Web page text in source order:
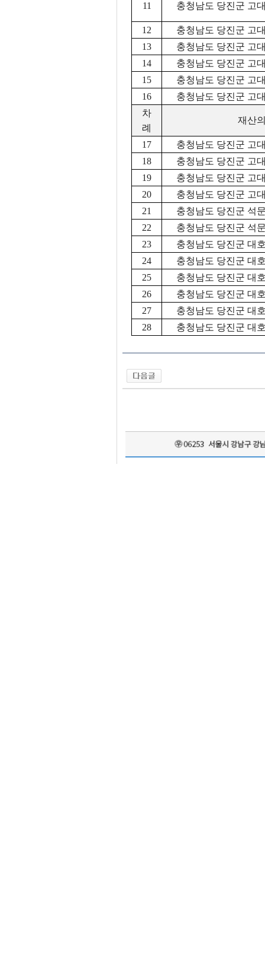
11 충청남도 당진군 고
12
충청남도 당진군 고
13
충청남도 당진군 고
14
충청남도 당진군 고
15
충청남도 당진군 고
16
충청남도 당진군 고
차
례
재산
17
충청남도 당진군 고
18
충청남도 당진군 고
19
충청남도 당진군 고
20
충청남도 당진군 고
21
충청남도 당진군 석
22
충청남도 당진군 석
23
충청남도 당진군 대
24
충청남도 당진군 대
25
충청남도 당진군 대
26
충청남도 당진군 대
27
충청남도 당진군 대
28
충청남도 당진군 대